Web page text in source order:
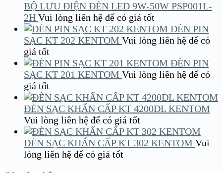
BỘ LƯU ĐIỆN ĐÈN LED 9W-50W PSP001L-
2H Vui lòng liên hệ để có giá tốt
ĐÈN PIN
SẠC KT 202 KENTOM Vui lòng liên hệ để có
giá tốt
ĐÈN PIN
SẠC KT 201 KENTOM Vui lòng liên hệ để có
giá tốt
ĐÈN SẠC KHẨN CẤP KT 4200DL KENTOM
Vui lòng liên hệ để có giá tốt
ĐÈN SẠC KHẨN CẤP KT 302 KENTOM Vui
lòng liên hệ để có giá tốt